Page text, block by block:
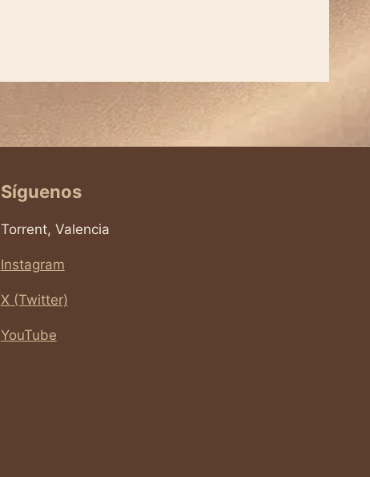
Síguenos
Torrent, Valencia
Instagram
X (Twitter)
YouTube